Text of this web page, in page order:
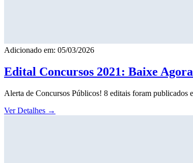
Adicionado em: 05/03/2026
Edital Concursos 2021: Baixe
Alerta de Concursos Públicos! 8 editais foram
Ver Detalhes →